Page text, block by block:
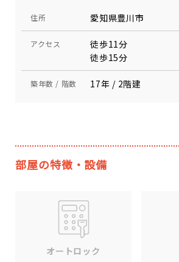
住所 愛知県豊川市
アクセス
徒歩11分
徒歩15分
築年数 / 階数 17年 / 2階建
部屋の特徴・設備
オートロック